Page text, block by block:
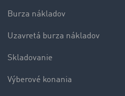
Burza nákladov
Uzavretá burza nákladov
Skladovanie
Výberové konania